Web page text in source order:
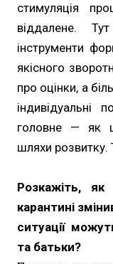
стимуляція
віддалене.
інструменти
якісного
про оцінки, а
головне — як
шляхи розвитку.
Розкажіть,
карантині
ситуації
та батьки?